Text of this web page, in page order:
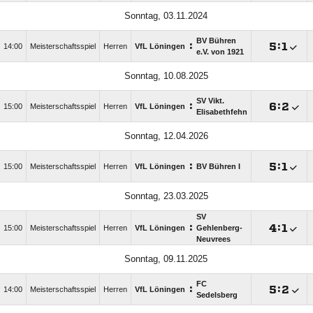
Sonntag, 03.11.2024
14:00 Meisterschaftsspiel Herren VfL Löningen :
BV Bühren
e.V. von 1921
:
Sonntag, 10.08.2025
15:00 Meisterschaftsspiel Herren VfL Löningen : SV Vikt.
Elisabethfehn
:
Sonntag, 12.04.2026
15:00 Meisterschaftsspiel Herren VfL Löningen : BV Bühren I :
Sonntag, 23.03.2025
15:00 Meisterschaftsspiel Herren VfL Löningen :
SV
Gehlenberg-
Neuvrees
:
Sonntag, 09.11.2025
14:00 Meisterschaftsspiel Herren VfL Löningen :
FC
Sedelsberg
: